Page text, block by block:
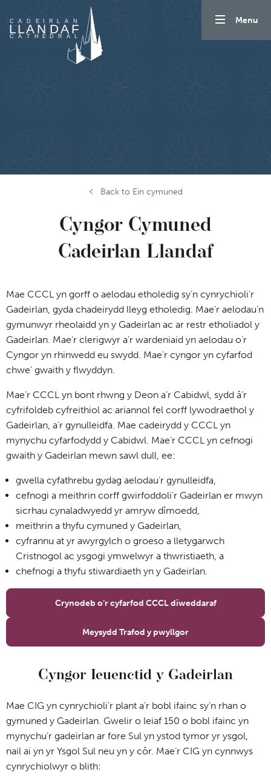
Menu
Back to Ein cymuned
Cyngor Cymuned
Cadeirlan Llandaf
Mae CCCL yn gorff o aelodau etholedig sy’n cynrychioli’r
Gadeirlan, gyda chadeirydd lleyg etholedig. Mae’r aelodau’n
gymunwyr rheolaidd yn y Gadeirlan ac ar restr etholiadol y
Gadeirlan. Mae’r clerigwyr a’r wardeniaid yn aelodau o’r
Cyngor yn rhinwedd eu swydd. Mae’r cyngor yn cyfarfod
chwe’ gwaith y flwyddyn.
Mae’r CCCL yn bont rhwng y Deon a’r Cabidwl, sydd â’r
cyfrifoldeb cyfreithiol ac ariannol fel corff lywodraethol y
Gadeirlan, a’r gynulleidfa. Mae cadeirydd y CCCL yn
mynychu cyfarfodydd y Cabidwl. Mae’r CCCL yn cefnogi
gwaith y Gadeirlan mewn sawl dull, ee:
gwella cyfathrebu gydag aelodau’r gynulleidfa,
cefnogi a meithrin corff gwirfoddoli’r Gadeirlan er mwyn
sicrhau cynaladwyedd yr amryw dîmoedd,
meithrin a thyfu cymuned y Gadeirlan,
cyfrannu at yr awyrgylch o groeso a lletygarwch
Cristnogol ac ysgogi ymwelwyr a thwristiaeth, a
chefnogi a thyfu stiwardiaeth yn y Gadeirlan.
Crynodeb o’r cyfarfod CCCL diweddaraf
Meysydd Trafod y pwyllgor
Cyngor Ieuenctid y Gadeirlan
Mae CIG yn cynrychioli’r plant a’r bobl ifainc sy’n rhan o
gymuned y Gadeirlan. Gwelir o leiaf 150 o bobl ifainc yn
mynychu’r gadeirlan ar fore Sul yn ystod tymor yr ysgol,
nail ai yn yr Ysgol Sul neu yn y côr. Mae’r CIG yn cynnwys
cynrychiolwyr o blith: